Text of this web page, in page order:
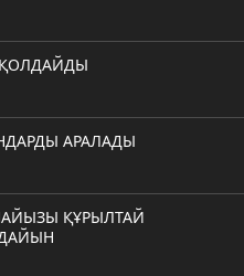
АРАЛАДЫ
ҚҰРЫЛТАЙ